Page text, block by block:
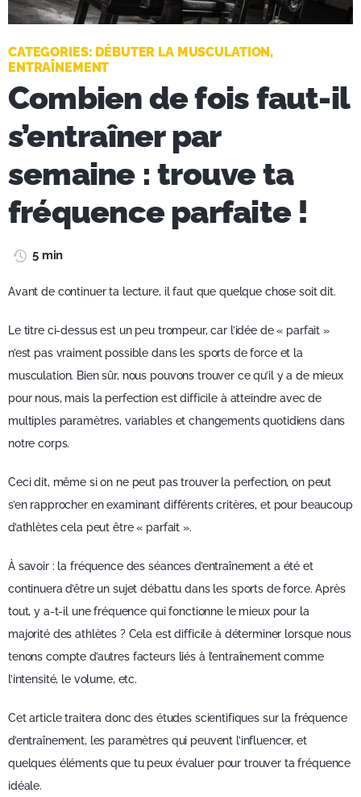
CATEGORIES: DÉBUTER LA MUSCULATION,
ENTRAÎNEMENT
Combien de fois faut-il
s’entraîner par
semaine : trouve ta
fréquence parfaite !
5 min
Avant de continuer ta lecture, il faut que quelque chose soit dit.
Le titre ci-dessus est un peu trompeur, car l’idée de « parfait »
n’est pas vraiment possible dans les sports de force et la
musculation. Bien sûr, nous pouvons trouver ce qu’il y a de mieux
pour nous, mais la perfection est difficile à atteindre avec de
multiples paramètres, variables et changements quotidiens dans
notre corps.
Ceci dit, même si on ne peut pas trouver la perfection, on peut
s’en rapprocher en examinant différents critères, et pour beaucoup
d’athlètes cela peut être « parfait ».
À savoir : la fréquence des séances d’entraînement a été et
continuera d’être un sujet débattu dans les sports de force. Après
tout, y a-t-il une fréquence qui fonctionne le mieux pour la
majorité des athlètes ? Cela est difficile à déterminer lorsque nous
tenons compte d’autres facteurs liés à l’entraînement comme
l’intensité, le volume, etc.
Cet article traitera donc des études scientifiques sur la fréquence
d’entraînement, les paramètres qui peuvent l’influencer, et
quelques éléments que tu peux évaluer pour trouver ta fréquence
idéale.